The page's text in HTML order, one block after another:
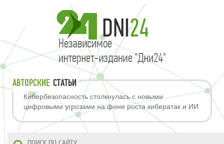
АВТОРСКИЕ СТАТЬИ
Кибербезопасность столкнулась с новыми
цифровыми угрозами на фоне роста кибератак и ИИ